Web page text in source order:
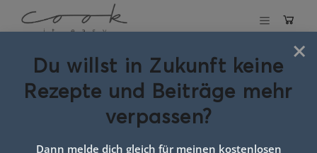
Schlagwort:tarte
flambee
×
Du willst in Zukunft keine
Rezepte und Beiträge mehr
verpassen?
Dann melde dich gleich für meinen kostenlosen